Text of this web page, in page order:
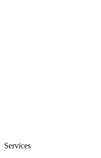
Services